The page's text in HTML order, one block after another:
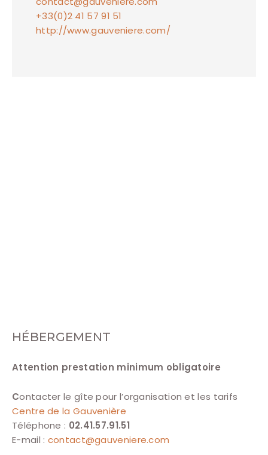
+33(0)2 41 57 91 51
http://www.gauveniere.com/
HÉBERGEMENT
Attention prestation minimum obligatoire
Contacter le gîte pour l’organisation et les tarifs
Centre de la Gauvenière
Téléphone : 02.41.57.91.51
E-mail : contact@gauveniere.com